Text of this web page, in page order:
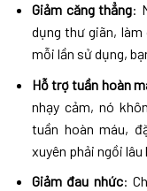
Giảm căng thẳng:
dụng thư giãn, làm
mỗi lần sử dụng,
Hỗ trợ tuần hoàn
nhạy cảm, nó
tuần hoàn máu,
xuyên phải ngồi lâu
Giảm đau nhức: